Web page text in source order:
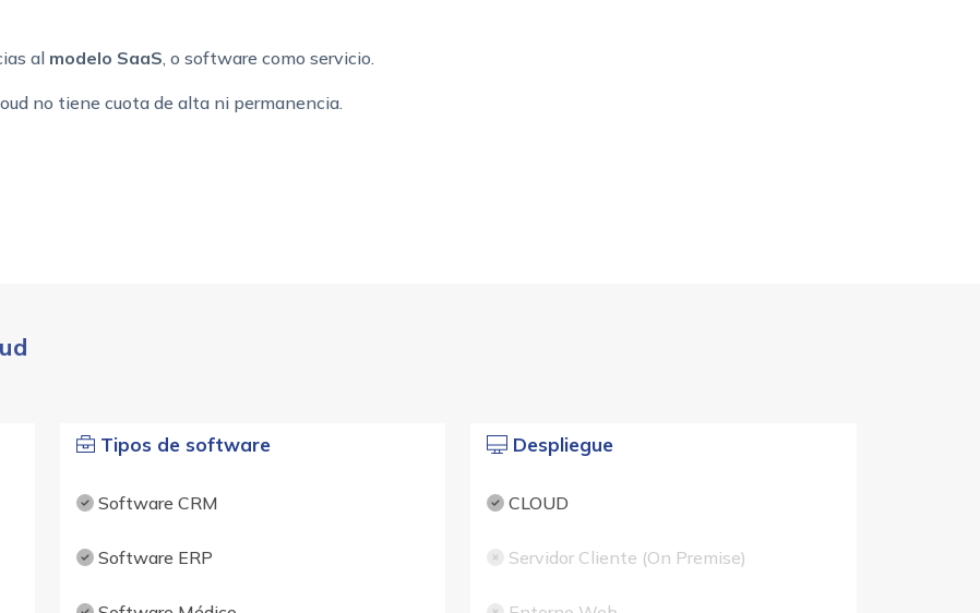
al modelo SaaS , o software como servicio.
no tiene cuota de alta ni permanencia.
Tipos de software
Software CRM
Software ERP
Despliegue
CLOUD
Servidor Cliente (On Premise)